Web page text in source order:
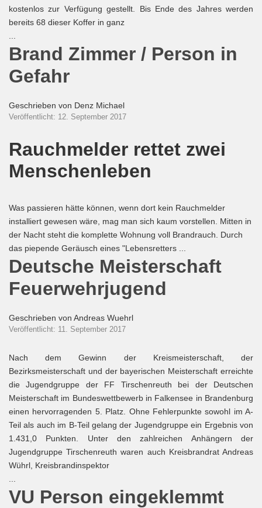
kostenlos zur Verfügung gestellt. Bis Ende des Jahres werden
bereits 68 dieser Koffer in ganz
Brand Zimmer / Person in
Gefahr
Geschrieben von Denz Michael
Veröffentlicht: 12. September 2017
Rauchmelder rettet zwei
Menschenleben
Was passieren hätte können, wenn dort kein Rauchmelder
installiert gewesen wäre, mag man sich kaum vorstellen. Mitten in
der Nacht steht die komplette Wohnung voll Brandrauch. Durch
das piepende Geräusch eines "Lebensretters ...
Deutsche Meisterschaft
Feuerwehrjugend
Geschrieben von Andreas Wuehrl
Veröffentlicht: 11. September 2017
Nach dem Gewinn der Kreismeisterschaft, der
Bezirksmeisterschaft und der bayerischen Meisterschaft erreichte
die Jugendgruppe der FF Tirschenreuth bei der Deutschen
Meisterschaft im Bundeswettbewerb in Falkensee in Brandenburg
einen hervorragenden 5. Platz. Ohne Fehlerpunkte sowohl im A-
Teil als auch im B-Teil gelang der Jugendgruppe ein Ergebnis von
1.431,0 Punkten. Unter den zahlreichen Anhängern der
Jugendgruppe Tirschenreuth waren auch Kreisbrandrat Andreas
Wührl, Kreisbrandinspektor
VU Person eingeklemmt